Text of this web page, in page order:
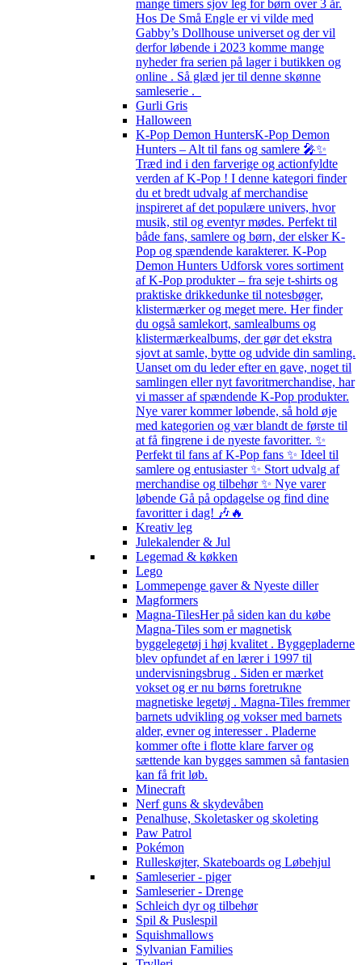
mange timers sjov leg for børn over 3 år.
Hos De Små Engle er vi vilde med
Gabby’s Dollhouse universet og der vil
derfor løbende i 2023 komme mange
nyheder fra serien på lager i butikken og
online . Så glæd jer til denne skønne
samleserie .
Gurli Gris
Halloween
K-Pop Demon HuntersK-Pop Demon
Hunters – Alt til fans og samlere 🎤✨
Træd ind i den farverige og actionfyldte
verden af K-Pop ! I denne kategori finder
du et bredt udvalg af merchandise
inspireret af det populære univers, hvor
musik, stil og eventyr mødes. Perfekt til
både fans, samlere og børn, der elsker K-
Pop og spændende karakterer. K-Pop
Demon Hunters Udforsk vores sortiment
af K-Pop produkter – fra seje t-shirts og
praktiske drikkedunke til notesbøger,
klistermærker og meget mere. Her finder
du også samlekort, samlealbums og
klistermærkealbums, der gør det ekstra
sjovt at samle, bytte og udvide din samling.
Uanset om du leder efter en gave, noget til
samlingen eller nyt favoritmerchandise, har
vi masser af spændende K-Pop produkter.
Nye varer kommer løbende, så hold øje
med kategorien og vær blandt de første til
at få fingrene i de nyeste favoritter. ✨
Perfekt til fans af K-Pop fans ✨ Ideel til
samlere og entusiaster ✨ Stort udvalg af
merchandise og tilbehør ✨ Nye varer
løbende Gå på opdagelse og find dine
favoritter i dag! 🎶🔥
Kreativ leg
Julekalender & Jul
Legemad & køkken
Lego
Lommepenge gaver & Nyeste diller
Magformers
Magna-TilesHer på siden kan du købe
Magna-Tiles som er magnetisk
byggelegetøj i høj kvalitet . Byggepladerne
blev opfundet af en lærer i 1997 til
undervisningsbrug . Siden er mærket
vokset og er nu børns foretrukne
magnetiske legetøj . Magna-Tiles fremmer
barnets udvikling og vokser med barnets
alder, evner og interesser . Pladerne
kommer ofte i flotte klare farver og
sættende kan bygges sammen så fantasien
kan få frit løb.
Minecraft
Nerf guns & skydevåben
Penalhuse, Skoletasker og skoleting
Paw Patrol
Pokémon
Rulleskøjter, Skateboards og Løbehjul
Samleserier - piger
Samleserier - Drenge
Schleich dyr og tilbehør
Spil & Puslespil
Squishmallows
Sylvanian Families